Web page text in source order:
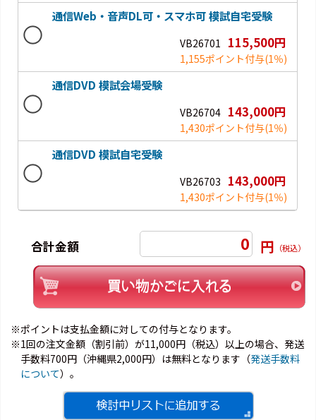
通信Web・音声DL可・スマホ可 模試自宅受験
VB26701 115,500円
1,155ポイント付与(1％)
通信DVD 模試会場受験
VB26704 143,000円
1,430ポイント付与(1％)
通信DVD 模試自宅受験
VB26703 143,000円
1,430ポイント付与(1％)
合計金額 0 円 （税込）
※ポイントは支払金額に対しての付与となります。
※1回の注文金額（割引前）が11,000円（税込）以上の場合、発送
手数料700円（沖縄県2,000円）は無料となります（発送手数料
について）。